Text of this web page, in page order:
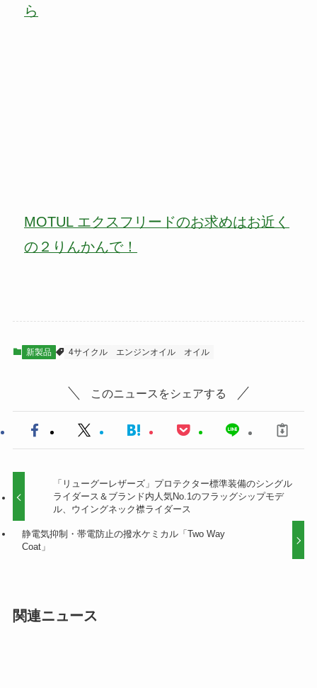
ら
MOTUL エクスフリードのお求めはお近く
の２りんかんで！
新製品 4サイクル エンジンオイル オイル
このニュースをシェアする
「リューグーレザーズ」プロテクター標準装備のシングル
ライダース＆ブランド内人気No.1のフラッグシップモデ
ル、ウイングネック襟ライダース
静電気抑制・帯電防止の撥水ケミカル「Two Way
Coat」
関連ニュース